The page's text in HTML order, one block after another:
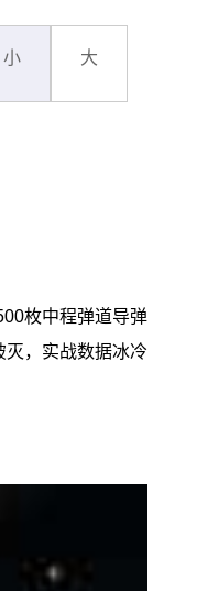
小 大
枚中程弹道导弹
，实战数据冰冷